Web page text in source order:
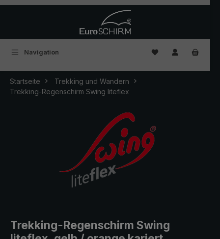
Navigation Du hast 0
Startseite
Trekking und Wandern
Trekking-Regenschirm Swing liteflex
Trekking-Regenschirm Swing